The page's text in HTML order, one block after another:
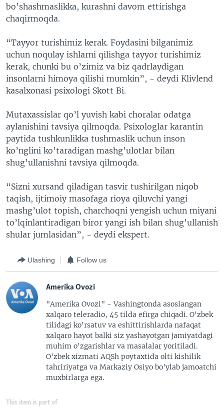
bo’shashmaslikka, kurashni davom ettirishga
chaqirmoqda.
“Tayyor turishimiz kerak. Foydasini bilganimiz
uchun noqulay ishlarni qilishga tayyor turishimiz
kerak, chunki bu o’zimiz va biz qadrlaydigan
insonlarni himoya qilishi mumkin”, - deydi Klivlend
kasalxonasi psixologi Skott Bi.
Mutaxassislar qo’l yuvish kabi choralar odatga
aylanishini tavsiya qilmoqda. Psixologlar karantin
paytida tushkunlikka tushmaslik uchun inson
ko’nglini ko’taradigan mashg’ulotlar bilan
shug’ullanishni tavsiya qilmoqda.
“Sizni xursand qiladigan tasvir tushirilgan niqob
taqish, ijtimoiy masofaga rioya qiluvchi yangi
mashg’ulot topish, charchoqni yengish uchun miyani
to’lqinlantiradigan biror yangi ish bilan shug’ullanish
shular jumlasidan”, - deydi ekspert.
Ulashing Follow us
Amerika Ovozi
"Amerika Ovozi" - Vashingtonda asoslangan
xalqaro teleradio, 45 tilda efirga chiqadi. O'zbek
tilidagi ko'rsatuv va eshittirishlarda nafaqat
xalqaro hayot balki siz yashayotgan jamiyatdagi
muhim o'zgarishlar va masalalar yoritiladi.
O'zbek xizmati AQSh poytaxtida olti kishilik
tahririyatga va Markaziy Osiyo bo'ylab jamoatchi
muxbirlarga ega.
This item is part of